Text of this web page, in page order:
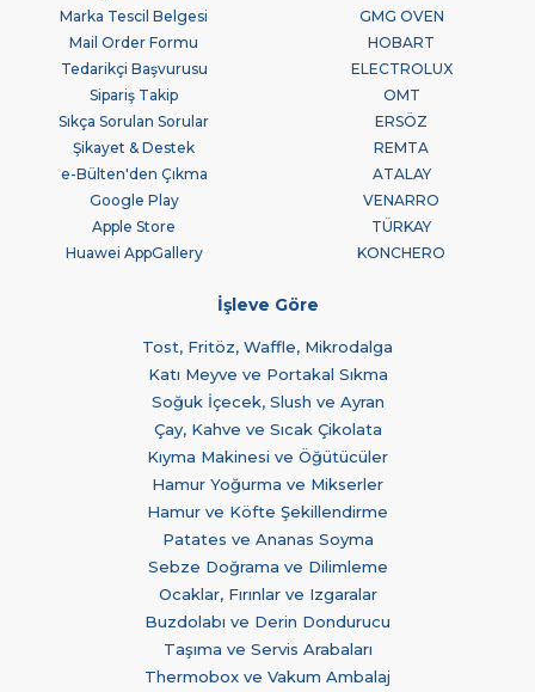
Marka Tescil Belgesi
Mail Order Formu
Tedarikçi Başvurusu
Sipariş Takip
Sıkça Sorulan Sorular
Şikayet & Destek
e-Bülten'den Çıkma
Google Play
Apple Store
Huawei AppGallery
GMG OVEN
HOBART
ELECTROLUX
OMT
ERSÖZ
REMTA
ATALAY
VENARRO
TÜRKAY
KONCHERO
İşleve Göre
Tost, Fritöz, Waffle, Mikrodalga
Katı Meyve ve Portakal Sıkma
Soğuk İçecek, Slush ve Ayran
Çay, Kahve ve Sıcak Çikolata
Kıyma Makinesi ve Öğütücüler
Hamur Yoğurma ve Mikserler
Hamur ve Köfte Şekillendirme
Patates ve Ananas Soyma
Sebze Doğrama ve Dilimleme
Ocaklar, Fırınlar ve Izgaralar
Buzdolabı ve Derin Dondurucu
Taşıma ve Servis Arabaları
Thermobox ve Vakum Ambalaj